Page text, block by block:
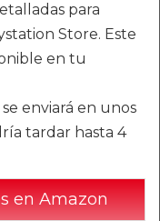
para
Store. Este
en tu
enviará en unos
tardar hasta 4
en Amazon